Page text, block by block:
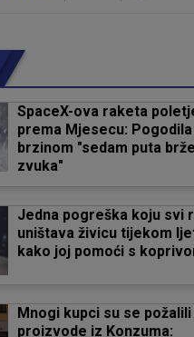
SpaceX-ova raketa
prema Mjesecu:
brzinom "sedam puta
zvuka"
Jedna pogreška koju svi
uništava živicu tijekom
kako joj pomoći s
Mnogi kupci su se požalili
proizvode iz Konzuma: